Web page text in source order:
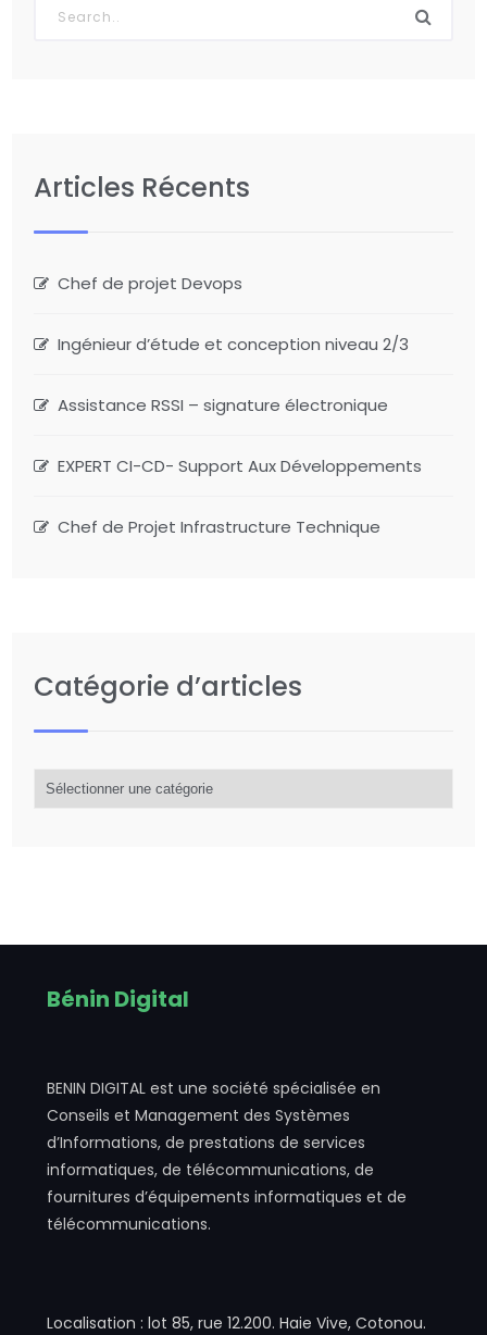
Articles Récents
Chef de projet Devops
Ingénieur d’étude et conception niveau 2/3
Assistance RSSI – signature électronique
EXPERT CI-CD- Support Aux Développements
Chef de Projet Infrastructure Technique
Catégorie d’articles
d’articles
Bénin Digital
BENIN DIGITAL est une société spécialisée en
Conseils et Management des Systèmes
d’Informations, de prestations de services
informatiques, de télécommunications, de
fournitures d’équipements informatiques et de
télécommunications.
Localisation : lot 85, rue 12.200. Haie Vive, Cotonou.